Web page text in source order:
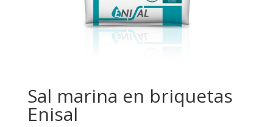
Sal marina en briquetas
Enisal